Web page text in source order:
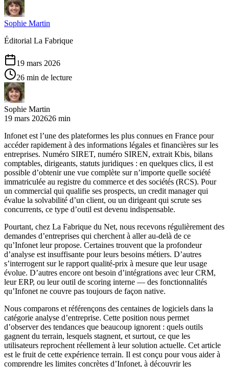
Sophie Martin
Éditorial La Fabrique
19 mars 2026
26 min de lecture
Sophie Martin
19 mars 202626 min
Infonet est l’une des plateformes les plus connues en France pour
accéder rapidement à des informations légales et financières sur les
entreprises. Numéro SIRET, numéro SIREN, extrait Kbis, bilans
comptables, dirigeants, statuts juridiques : en quelques clics, il est
possible d’obtenir une vue complète sur n’importe quelle société
immatriculée au registre du commerce et des sociétés (RCS). Pour
un commercial qui qualifie ses prospects, un credit manager qui
évalue la solvabilité d’un client, ou un dirigeant qui scrute ses
concurrents, ce type d’outil est devenu indispensable.
Pourtant, chez La Fabrique du Net, nous recevons régulièrement des
demandes d’entreprises qui cherchent à aller au-delà de ce
qu’Infonet leur propose. Certaines trouvent que la profondeur
d’analyse est insuffisante pour leurs besoins métiers. D’autres
s’interrogent sur le rapport qualité-prix à mesure que leur usage
évolue. D’autres encore ont besoin d’intégrations avec leur CRM,
leur ERP, ou leur outil de scoring interne — des fonctionnalités
qu’Infonet ne couvre pas toujours de façon native.
Nous comparons et référençons des centaines de logiciels dans la
catégorie analyse d’entreprise. Cette position nous permet
d’observer des tendances que beaucoup ignorent : quels outils
gagnent du terrain, lesquels stagnent, et surtout, ce que les
utilisateurs reprochent réellement à leur solution actuelle. Cet article
est le fruit de cette expérience terrain. Il est conçu pour vous aider à
comprendre les limites concrètes d’Infonet, à découvrir les